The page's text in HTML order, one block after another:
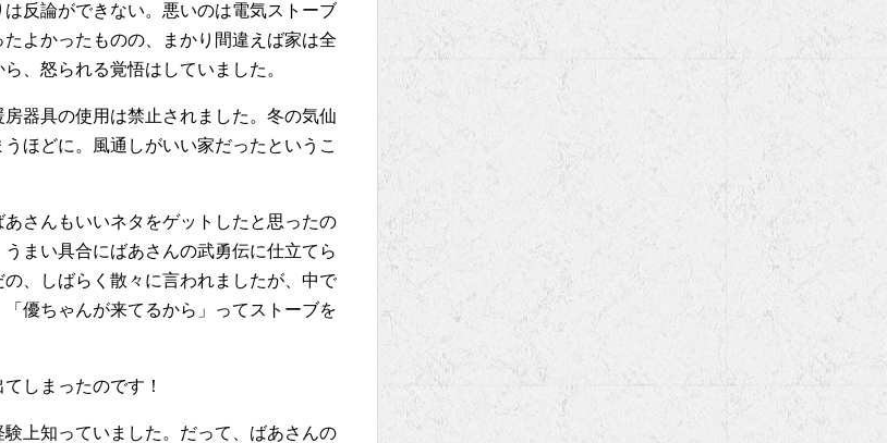
反論ができない。悪いのは電気ストーブ
よかったものの、まかり間違えば家は全
、怒られる覚悟はしていました。
器具の使用は禁止されました。冬の気仙
ほどに。風通しがいい家だったというこ
さんもいいネタをゲットしたと思ったの
まい具合にばあさんの武勇伝に仕立てら
、しばらく散々に言われましたが、中で
優ちゃんが来てるから」ってストーブを
しまったのです！
上知っていました。だって、ばあさんの